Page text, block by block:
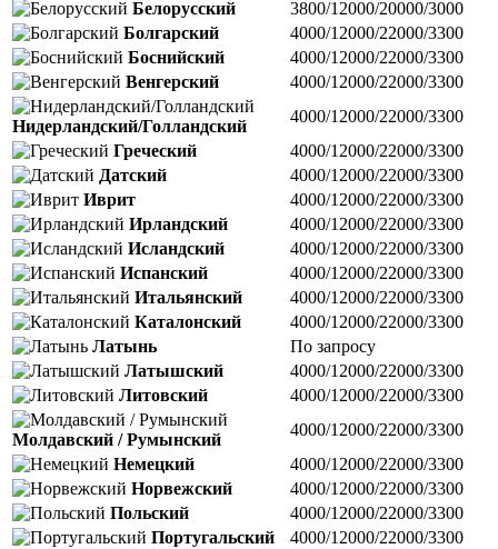
Белорусский
3800/12000/20000/3000
Болгарский
4000/12000/22000/3300
Боснийский
4000/12000/22000/3300
Венгерский
4000/12000/22000/3300
Нидерландский/Голландский
4000/12000/22000/3300
Греческий
4000/12000/22000/3300
Датский
4000/12000/22000/3300
Иврит
4000/12000/22000/3300
Ирландский
4000/12000/22000/3300
Исландский
4000/12000/22000/3300
Испанский
4000/12000/22000/3300
Итальянский
4000/12000/22000/3300
Каталонский
4000/12000/22000/3300
Латынь
По запросу
Латышский
4000/12000/22000/3300
Литовский
4000/12000/22000/3300
Молдавский / Румынский
4000/12000/22000/3300
Немецкий
4000/12000/22000/3300
Норвежский
4000/12000/22000/3300
Польский
4000/12000/22000/3300
Португальский
4000/12000/22000/3300